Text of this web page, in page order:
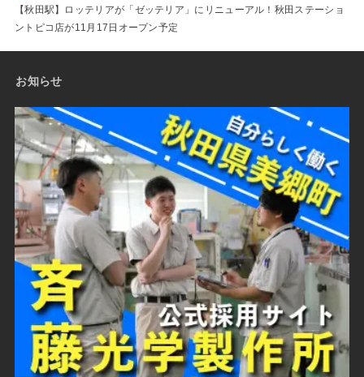
【秋田駅】ロッテリアが「ゼッテリア」にリニューアル！秋田ステーショ
ントピコ店が11月17日オープン予定
お知らせ